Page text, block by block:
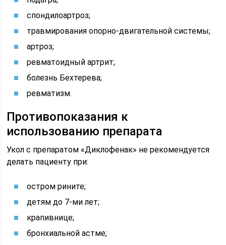
спондилоартроз;
травмирования опорно-двигательной системы;
артроз;
ревматоидный артрит;
болезнь Бехтерева;
ревматизм.
Противопоказания к
использованию препарата
Укол с препаратом «Диклофенак» не рекомендуется
делать пациенту при:
остром рините;
детям до 7-ми лет;
крапивнице;
бронхиальной астме;